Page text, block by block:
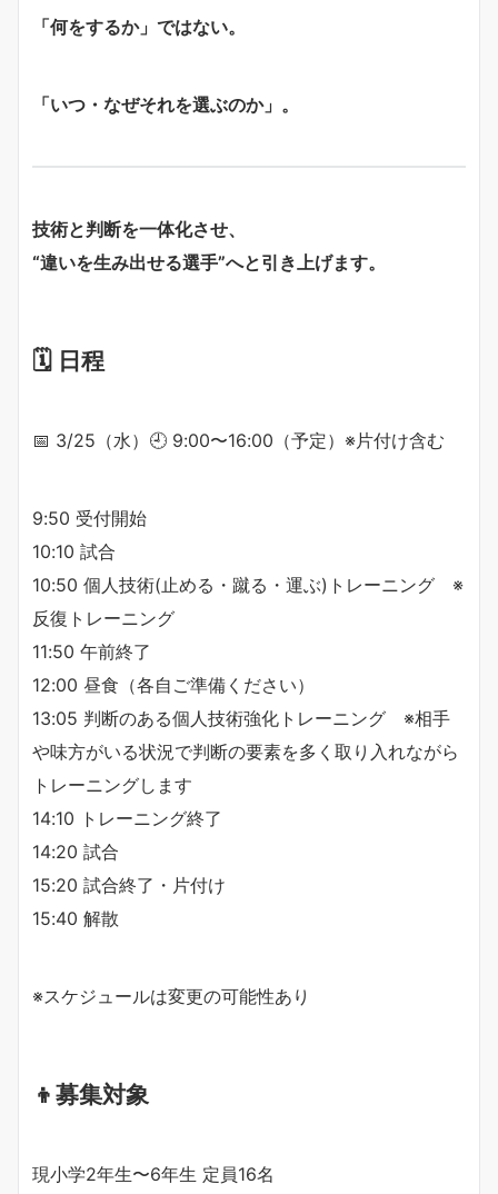
「何をするか」ではない。
「いつ・なぜそれを選ぶのか」。
技術と判断を一体化させ、
“違いを生み出せる選手”へと引き上げます。
🗓 日程
📅 3/25（水）🕘 9:00〜16:00（予定）※片付け含む
9:50 受付開始
10:10 試合
10:50 個人技術(止める・蹴る・運ぶ)トレーニング ※
反復トレーニング
11:50 午前終了
12:00 昼食（各自ご準備ください）
13:05 判断のある個人技術強化トレーニング ※相手
や味方がいる状況で判断の要素を多く取り入れながら
トレーニングします
14:10 トレーニング終了
14:20 試合
15:20 試合終了・片付け
15:40 解散
※スケジュールは変更の可能性あり
👦募集対象
現小学2年生〜6年生 定員16名